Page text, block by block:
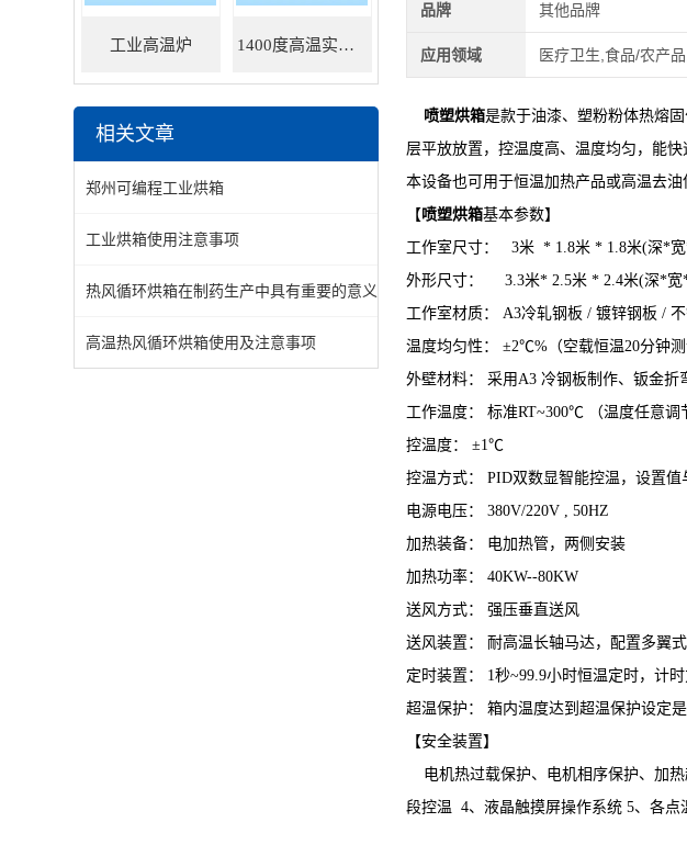
品牌 其他品牌
应用领域 医疗卫生,食品/农产
喷塑烘箱是款于油漆、塑粉粉体热熔
层平放放置，控温度高、温度均匀，能
本设备也可用于恒温加热产品或高温去油
【喷塑烘箱基本参数】
工作室尺寸： 3米 * 1.8米 * 1.8米(深*
外形尺寸： 3.3米* 2.5米 * 2.4米(深*宽
工作室材质： A3冷轧钢板 / 镀锌钢板 /
温度均匀性： ±2℃%（空载恒温20分钟测
外壁材料： 采用A3 冷钢板制作、钣金折
工作温度： 标准RT~300℃ （温度任意调
控温度： ±1℃
控温方式： PID双数显智能控温，设置
电源电压： 380V/220V , 50HZ
加热装备： 电加热管，两侧安装
加热功率： 40KW--80KW
送风方式： 强压垂直送风
送风装置： 耐高温长轴马达，配置多翼
定时装置： 1秒~99.9小时恒温定时，计
超温保护： 箱内温度达到超温保护设定
【安全装置】
电机热过载保护、电机相序保护、加热
段控温 4、液晶触摸屏操作系统 5、各点
工业高温炉 1400度高温实验炉
相关文章
郑州可编程工业烘箱
工业烘箱使用注意事项
热风循环烘箱在制药生产中具有重要的意义
高温热风循环烘箱使用及注意事项